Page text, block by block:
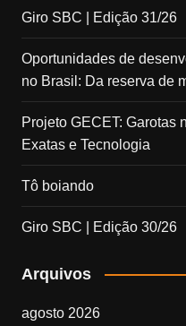
Giro SBC | Edição 31/26
Oportunidades de
no Brasil: Da reserva de
Projeto GECET: Garotas
Exatas e Tecnologia
Tô boiando
Giro SBC | Edição 30/26
Arquivos
agosto 2026